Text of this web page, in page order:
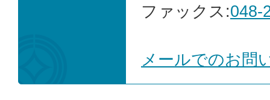
ファックス:048-
メールでのお問